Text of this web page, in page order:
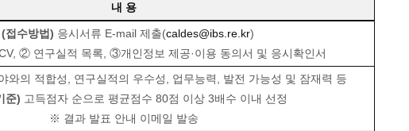
내 용
(접수방법) 응시서류 E-mail 제출(caldes@ibs.re.kr)
② 연구실적 목록, ③개인정보 제공·이용 동의서 및 응시확인서
와의 적합성, 연구실적의 우수성, 업무능력, 발전 가능성 및 잠재력 등
준) 고득점자 순으로 평균점수 80점 이상 3배수 이내 선정
※ 결과 발표 안내 이메일 발송